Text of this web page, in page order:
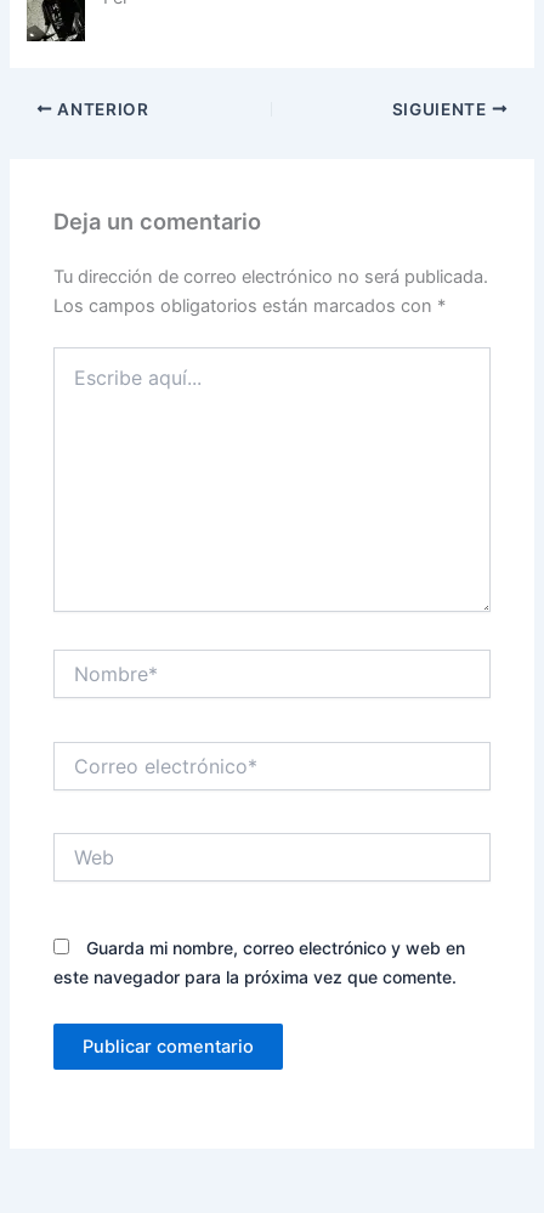
ANTERIOR SIGUIENTE
Deja un comentario
Tu dirección de correo electrónico no será publicada.
Los campos obligatorios están marcados con *
aquí...
electrónico*
Guarda mi nombre, correo electrónico y web en
este navegador para la próxima vez que comente.